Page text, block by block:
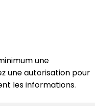
une
une autorisation pour
les informations.